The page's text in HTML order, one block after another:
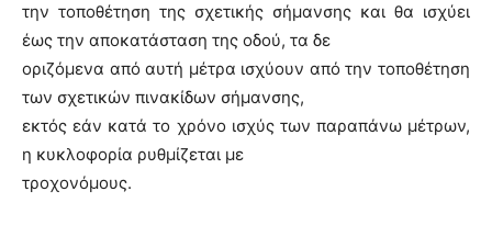
την τοποθέτηση της σχετικής σήμανσης και θα ισχύει
έως την αποκατάσταση της οδού, τα δε
οριζόμενα από αυτή μέτρα ισχύουν από την τοποθέτηση
των σχετικών πινακίδων σήμανσης,
εκτός εάν κατά το χρόνο ισχύς των παραπάνω μέτρων,
η κυκλοφορία ρυθμίζεται με
τροχονόμους.